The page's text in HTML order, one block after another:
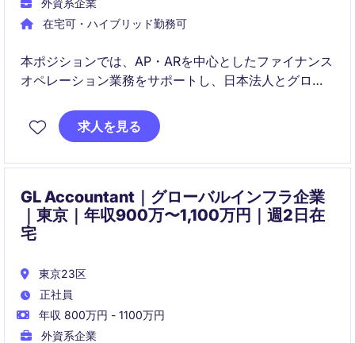
外資系企業
在宅可・ハイブリッド勤務可
本ポジションでは、AP・ARを中心としたファイナンス
オペレーション業務をサポートし、日本法人とグロー
いただきます。あわせて、業務改善、内部統制強化、
システム導入・財務変革プロジェクトにも携わり、成
求人を見る
GL Accountant｜グローバルインフラ企業
｜東京｜年収900万〜1,100万円｜週2日在
宅
東京23区
正社員
年収 800万円 - 1100万円
外資系企業